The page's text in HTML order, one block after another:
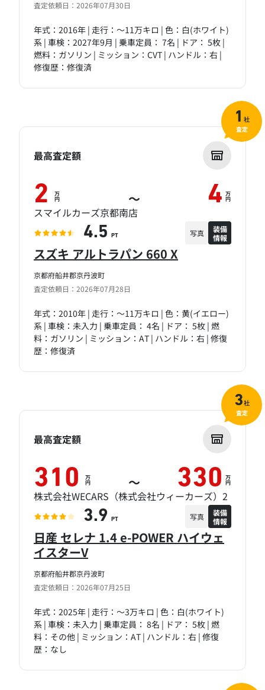
査定依頼日：2026年07月30日
年式：2016年 | 走行：～11万キロ | 色：白(ホワイト)
系 | 車検：2027年9月 | 乗車定員： 7名 | ドア： 5枚 |
燃料：ガソリン | ミッション：CVT | ハンドル：右 |
修復歴：修復済
京都府船井郡京丹波町
査定依頼日：2026年07月28日
スズキ アルトラパン 660 X
年式：2010年 | 走行：～11万キロ | 色：黄(イエロー)
系 | 車検：未入力 | 乗車定員： 4名 | ドア： 5枚 | 燃
料：ガソリン | ミッション：AT | ハンドル：右 | 修復
歴：修復済
最高査定額
2 万
円 ～ 4 万
円
スマイルカーズ京都南店
4.5 PT 写真
装備
情報
1 社
査定
京都府船井郡京丹波町
査定依頼日：2026年07月25日
日産 セレナ 1.4 e-POWER ハイウェ
イスターV
年式：2025年 | 走行：～3万キロ | 色：白(ホワイト)
系 | 車検：未入力 | 乗車定員： 8名 | ドア： 5枚 | 燃
料：その他 | ミッション：AT | ハンドル：右 | 修復
歴：なし
最高査定額
310 万
円 ～ 330 万
円
株式会社WECARS（株式会社ウィーカーズ）2
3.9 PT 写真
装備
情報
3社
査定